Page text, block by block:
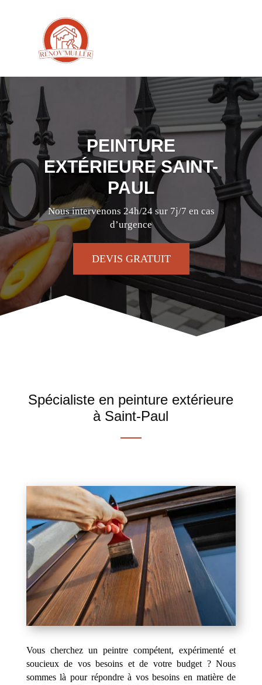
PEINTURE
EXTÉRIEURE SAINT-
PAUL
Nous intervenons 24h/24 sur 7j/7 en cas
d’urgence
DEVIS GRATUIT
Spécialiste en peinture extérieure
à Saint-Paul
Vous cherchez un peintre compétent, expérimenté et
soucieux de vos besoins et de votre budget ? Nous
sommes là pour répondre à vos besoins en matière de